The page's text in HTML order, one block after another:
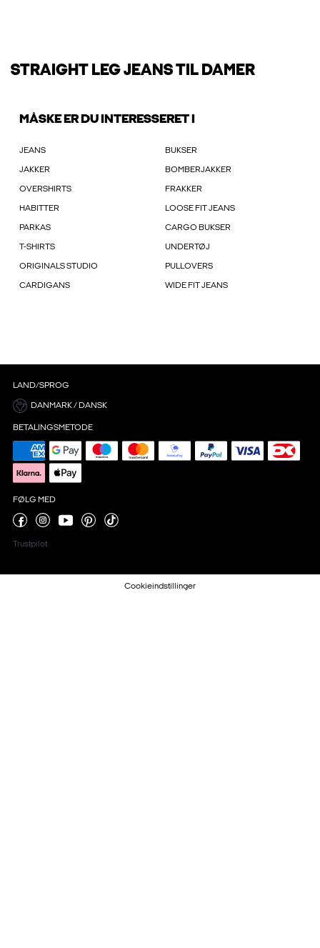
STRAIGHT LEG JEANS TIL DAMER
MÅSKE ER DU INTERESSERET I
JEANS BUKSER
JAKKER BOMBERJAKKER
OVERSHIRTS FRAKKER
HABITTER LOOSE FIT JEANS
PARKAS CARGO BUKSER
T-SHIRTS UNDERTØJ
ORIGINALS STUDIO PULLOVERS
CARDIGANS WIDE FIT JEANS
LAND/SPROG
DANMARK / DANSK
BETALINGSMETODE
FØLG MED
Trustpilot
Cookieindstillinger